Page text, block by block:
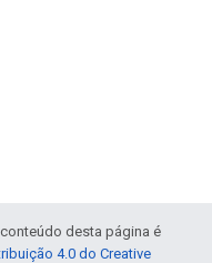
desta página é
4.0 do Creative